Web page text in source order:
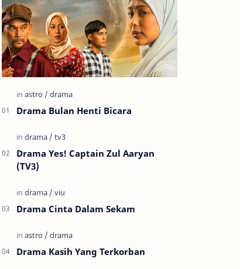
Drama Bulan Henti Bicara
Drama Yes! Captain Zul Aaryan
(TV3)
Drama Cinta Dalam Sekam
Drama Kasih Yang Terkorban